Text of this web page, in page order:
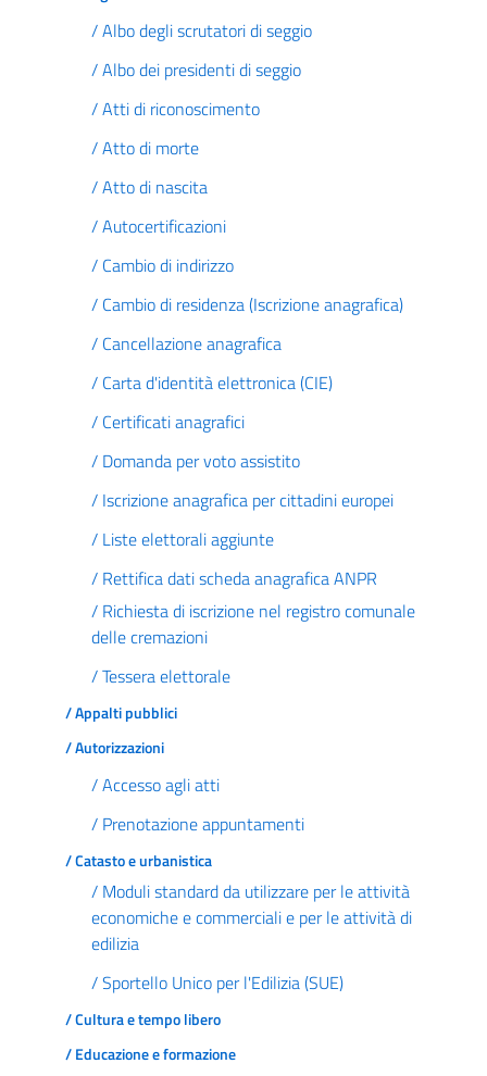
/ Albo degli scrutatori di seggio
/ Albo dei presidenti di seggio
/ Atti di riconoscimento
/ Atto di morte
/ Atto di nascita
/ Autocertificazioni
/ Cambio di indirizzo
/ Cambio di residenza (Iscrizione anagrafica)
/ Cancellazione anagrafica
/ Carta d'identità elettronica (CIE)
/ Certificati anagrafici
/ Domanda per voto assistito
/ Iscrizione anagrafica per cittadini europei
/ Liste elettorali aggiunte
/ Rettifica dati scheda anagrafica ANPR
/ Richiesta di iscrizione nel registro comunale
delle cremazioni
/ Tessera elettorale
/ Appalti pubblici
/ Autorizzazioni
/ Accesso agli atti
/ Prenotazione appuntamenti
/ Catasto e urbanistica
/ Moduli standard da utilizzare per le attività
economiche e commerciali e per le attività di
edilizia
/ Sportello Unico per l'Edilizia (SUE)
/ Cultura e tempo libero
/ Educazione e formazione